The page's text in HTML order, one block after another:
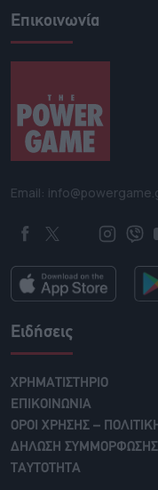
Επικοινωνία
Email:
Ειδήσεις
ΧΡΗΜΑΤΙΣΤΗΡΙΟ
ΕΠΙΚΟΙΝΩΝΙΑ
ΟΡΟΙ ΧΡΗΣΗΣ –
ΔΗΛΩΣΗ ΣΥΜΜΟΡΦΩΣΗΣ
ΤΑΥΤΟΤΗΤΑ